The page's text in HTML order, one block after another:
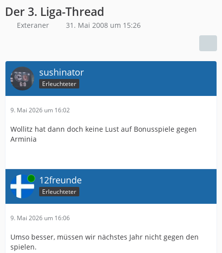
Der 3. Liga-Thread
Exteraner 31. Mai 2008 um 15:26
sushinator
Erleuchteter
9. Mai 2026 um 16:02
Wollitz hat dann doch keine Lust auf Bonusspiele gegen
Arminia
Online 12freunde
Erleuchteter
9. Mai 2026 um 16:06
Umso besser, müssen wir nächstes Jahr nicht gegen den
spielen.